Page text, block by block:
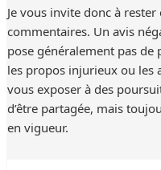
Je vous invite donc à
commentaires. Un avis
pose généralement pas
les propos injurieux ou les
vous exposer à des
d’être partagée, mais
en vigueur.